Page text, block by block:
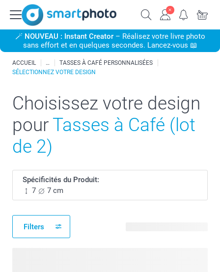
🪄 NOUVEAU : Instant Creator– Réalisez votre livre photo
sans effort et en quelques secondes. Lancez-vous 📖
ACCUEIL
TASSES À CAFÉ PERSONNALISÉES
SÉLECTIONNEZ VOTRE DESIGN
Choisissez votre design
pour Tasses à Café (lot
de 2)
Spécificités du Produit:
7
7 cm
Filters